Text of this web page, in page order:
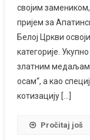
својим
пријем за
Белој Цркви
категорије.
златним
осам“, а као
котизацију […]
Pročitaj još